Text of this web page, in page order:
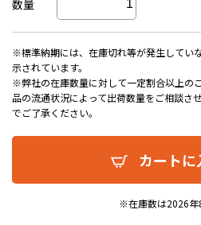
数量
※標準納期には、在庫切れ等が発生してい
示されています。
※弊社の在庫数量に対して一定割合以上の
品の流通状況によって出荷数量をご相談さ
でご了承ください。
カートに
※在庫数は2026年